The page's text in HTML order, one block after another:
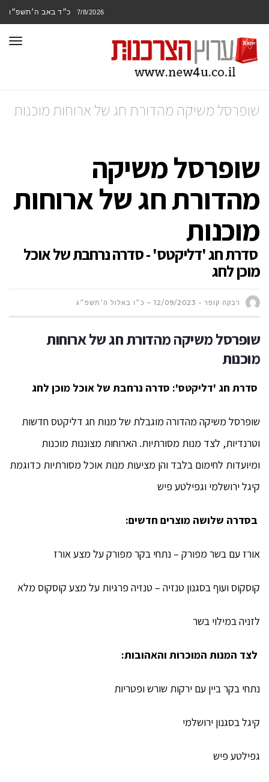
7/8/2026 כ״ד באב ה׳תשפ״ו
שופרסל משיקה מהדורת חג של ארוחות מוכנות
שופרסל משיקה
מהדורת חג של ארוחות
מוכנות
סדרת חג 'דליקטס' - סדרה נרחבת של אוכל
מוכן לחג
רבקה קופר 12/09/2023 – כ״ו באלול ה׳תשפ״ג
שופרסל משיקה מהדורת חג של ארוחות
מוכנות
סדרת חג 'דליקטס': סדרה נרחבת של אוכל מוכן לחג
שופרסל משיקה מהדורה מוגבלת של מנות חג דליקטס חדשות
וטרנדיות, לצד מנות מסורתיות. הארוחות מצוננות מוכנות
ומיועדות לחימום בלבד והן מציעות מנות אוכל מסורתיות כדוגמת
קיגל ירושלמי וגפילטע פיש
בסדרה שלושה מוצרים חדשים:
אורז עם בשר מפורק – נתחי בקר מפורק על מצע אורז
קוסקוס ועוף בסגנון טנזיה – טנזיה פרגיות על מצע קוסקוס מלא
לזניה במילוי בשר
לצד המנות המוכרות והאהובות:
נתחי בקר ביין עם ירקות שורש ופטריות
קיגל בסגנון ירושלמי
גפילטע פיש